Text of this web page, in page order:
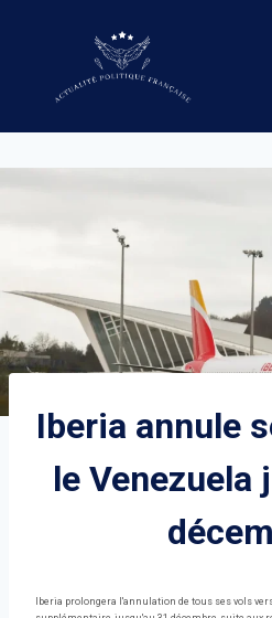
Iberia annule
le Venezuela
Iberia prolongera l'annulation de tous ses vols